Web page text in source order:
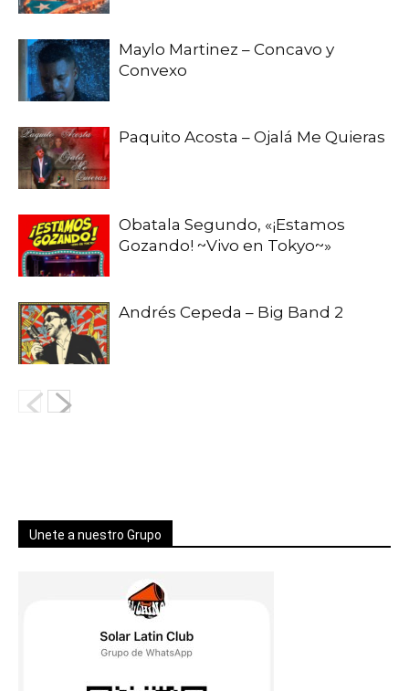
Maylo Martinez – Concavo y
Convexo
Paquito Acosta – Ojalá Me Quieras
Obatala Segundo, «¡Estamos
Gozando! ~Vivo en Tokyo~»
Andrés Cepeda – Big Band 2
Unete a nuestro Grupo